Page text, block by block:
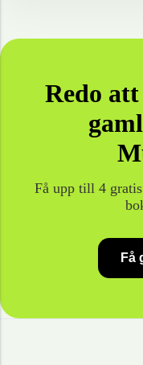
Redo
Få upp till 4
Få